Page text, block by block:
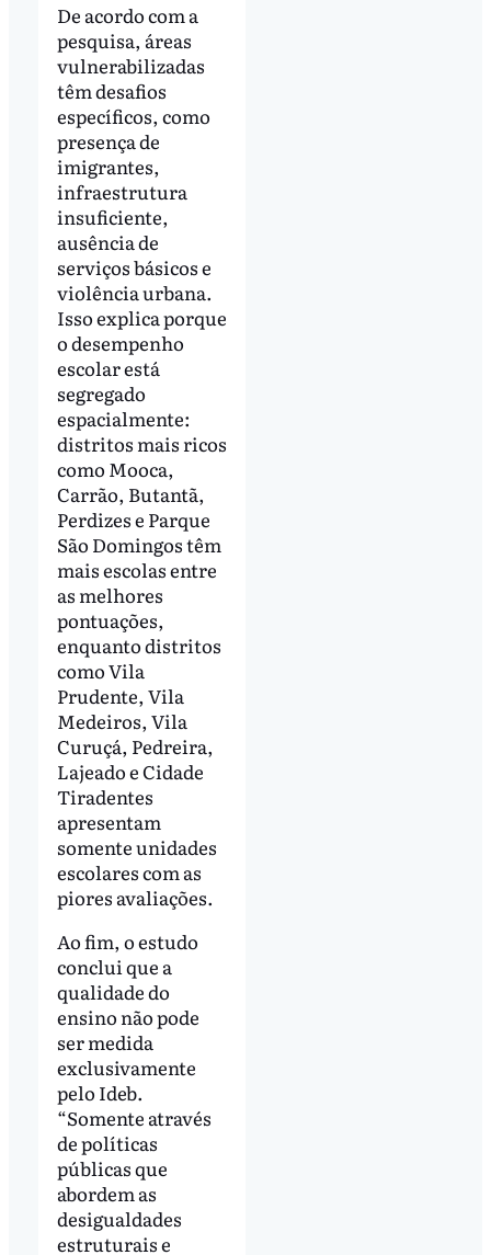
De acordo com a
pesquisa, áreas
vulnerabilizadas
têm desafios
específicos, como
presença de
imigrantes,
infraestrutura
insuficiente,
ausência de
serviços básicos e
violência urbana.
Isso explica porque
o desempenho
escolar está
segregado
espacialmente:
distritos mais ricos
como Mooca,
Carrão, Butantã,
Perdizes e Parque
São Domingos têm
mais escolas entre
as melhores
pontuações,
enquanto distritos
como Vila
Prudente, Vila
Medeiros, Vila
Curuçá, Pedreira,
Lajeado e Cidade
Tiradentes
apresentam
somente unidades
escolares com as
piores avaliações.
Ao fim, o estudo
conclui que a
qualidade do
ensino não pode
ser medida
exclusivamente
pelo Ideb.
“Somente através
de políticas
públicas que
abordem as
desigualdades
estruturais e